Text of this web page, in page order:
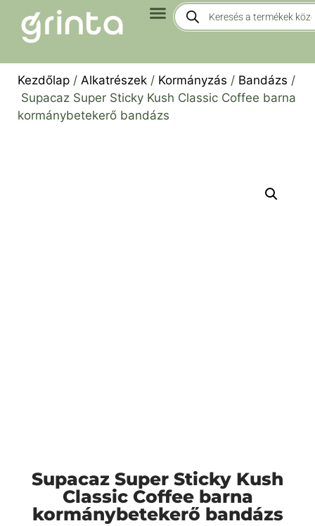
Kezdőlap / Alkatrészek / Kormányzás / Bandázs /
Supacaz Super Sticky Kush Classic Coffee barna
kormánybetekerő bandázs
Supacaz Super Sticky Kush
Classic Coffee barna
kormánybetekerő bandázs